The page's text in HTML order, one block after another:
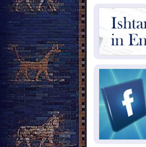
لمدة عام.. بدء توريد 100
كورمور في
العراقية
العراق
حرائق فرنسا.. توقيف 402
بداية موسم